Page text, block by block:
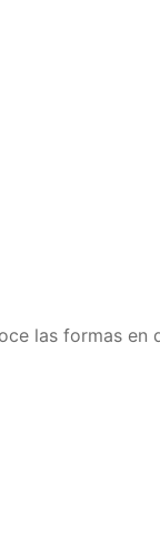
las formas en